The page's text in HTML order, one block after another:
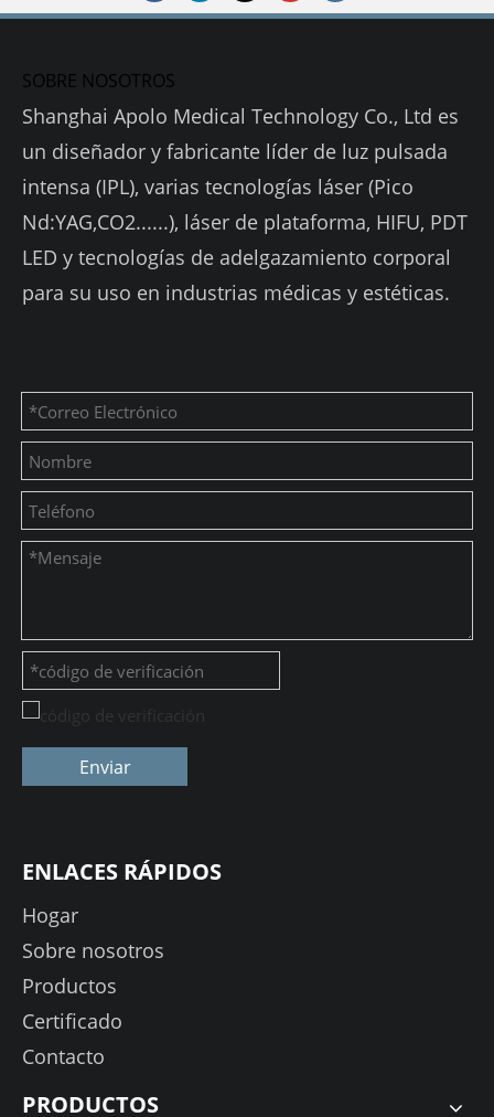
SOBRE NOSOTROS
Shanghai Apolo Medical Technology Co., Ltd es
un diseñador y fabricante líder de luz pulsada
intensa (IPL), varias tecnologías láser (Pico
Nd:YAG,CO2......), láser de plataforma, HIFU, PDT
LED y tecnologías de adelgazamiento corporal
para su uso en industrias médicas y estéticas.
Enviar
ENLACES RÁPIDOS
Hogar
Sobre nosotros
Productos
Certificado
Contacto
PRODUCTOS